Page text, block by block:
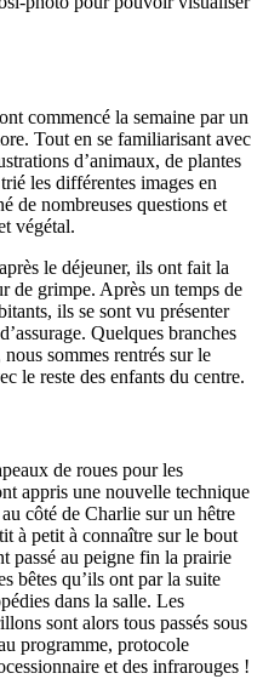
commencé la semaine par un
Tout en se familiarisant avec
d’animaux, de plantes
les différentes images en
de nombreuses questions et
végétal.
le déjeuner, ils ont fait la
de grimpe. Après un temps de
ils se sont vu présenter
Quelques branches
nous sommes rentrés sur le
le reste des enfants du centre.
de roues pour les
appris une nouvelle technique
côté de Charlie sur un hêtre
à petit à connaître sur le bout
passé au peigne fin la prairie
bêtes qu’ils ont par la suite
dans la salle. Les
sont alors tous passés sous
programme, protocole
et des infrarouges !